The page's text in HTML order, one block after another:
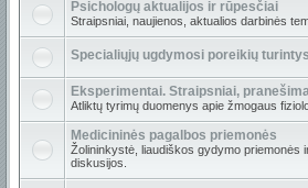
Psichologų aktualijos ir rūpesčiai
Straipsniai, naujienos, aktualios darbinės
Specialiųjų ugdymosi poreikių
Eksperimentai. Straipsniai,
Atliktų tyrimų duomenys apie žmogaus
Medicininės pagalbos priemonės
Žolininkystė, liaudiškos gydymo priemonės
diskusijos.